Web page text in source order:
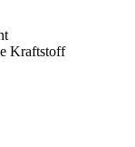
Kraftstoff